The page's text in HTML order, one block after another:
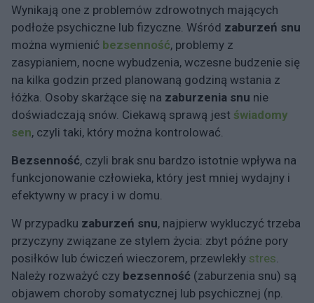
Wynikają one z problemów zdrowotnych mających
podłoże psychiczne lub fizyczne. Wśród zaburzeń snu
można wymienić bezsenność, problemy z
zasypianiem, nocne wybudzenia, wczesne budzenie się
na kilka godzin przed planowaną godziną wstania z
łóżka. Osoby skarżące się na zaburzenia snu nie
doświadczają snów. Ciekawą sprawą jest świadomy
sen, czyli taki, który można kontrolować.
Bezsenność, czyli brak snu bardzo istotnie wpływa na
funkcjonowanie człowieka, który jest mniej wydajny i
efektywny w pracy i w domu.
W przypadku zaburzeń snu, najpierw wykluczyć trzeba
przyczyny związane ze stylem życia: zbyt późne pory
posiłków lub ćwiczeń wieczorem, przewlekły stres.
Należy rozważyć czy bezsenność (zaburzenia snu) są
objawem choroby somatycznej lub psychicznej (np.